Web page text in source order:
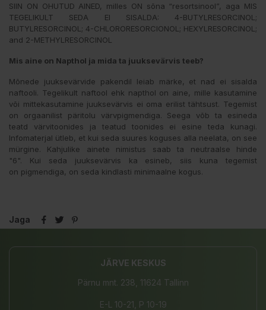
SIIN ON OHUTUD AINED, milles ON sõna “resortsinool”, aga MIS
TEGELIKULT SEDA EI SISALDA: 4-BUTYLRESORCINOL;
BUTYLRESORCINOL; 4-CHLORORESORCIONOL; HEXYLRESORCINOL;
and 2-METHYLRESORCINOL
Mis aine on Napthol ja mida ta juuksevärvis teeb?
Mõnede juuksevärvide pakendil leiab märke, et nad ei sisalda
naftooli. Tegelikult naftool ehk napthol on aine, mille kasutamine
või mittekasutamine juuksevärvis ei oma erilist tähtsust. Tegemist
on orgaanilist päritolu värvpigmendiga. Seega võb ta esineda
teatd värvitoonides ja teatud toonides ei esine teda kunagi.
Infomaterjal ütleb, et kui seda suures koguses alla neelata, on see
mürgine. Kahjulike ainete nimistus saab ta neutraalse hinde
"6". Kui seda juuksevärvis ka esineb, siis kuna tegemist
on pigmendiga, on seda kindlasti minimaalne kogus.
Jaga
JÄRVE KESKUS
Pärnu mnt. 238, 11624 Tallinn
E-L 10-21, P 10-19